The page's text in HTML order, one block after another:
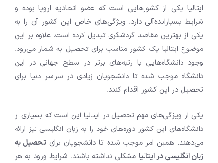
ایتالیا یکی از کشور‌هایی است که عضو اتحادیه اروپا بوده و
شرایط بسیار‌ایده‌آلی دارد. ویژگی‌های خاص این کشور آن را به
یکی از بهترین مقاصد گردشگری تبدیل کرده است. علاوه بر این
موضوع ایتالیا یک کشور مناسب برای تحصیل به شمار می‌رود.
وجود دانشگاه‌هایی با رتبه‌های برتر در سطح جهانی در این
دانشگاه موجب شده تا دانشجویان زیادی در سراسر دنیا برای
تحصیل در این کشور اقدام کنند.
یکی از ویژگی‌های مهم تحصیل در ایتالیا این است که بسیاری از
دانشگاه‌های این کشور دوره‌های خود را به زبان انگلیسی نیز ارائه
می‌دهند. همین امر موجب شده تا دانشجویان برای تحصیل به
زبان انگلیسی در ایتالیا مشکلی نداشته باشند. شرایط ورود به هر